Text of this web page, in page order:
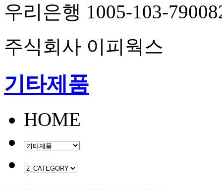
우리은행 1005-103-
주식회사 이피웍스
기타제품
HOME